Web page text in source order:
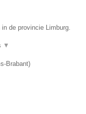
de provincie Limburg.
▼
Brabant)